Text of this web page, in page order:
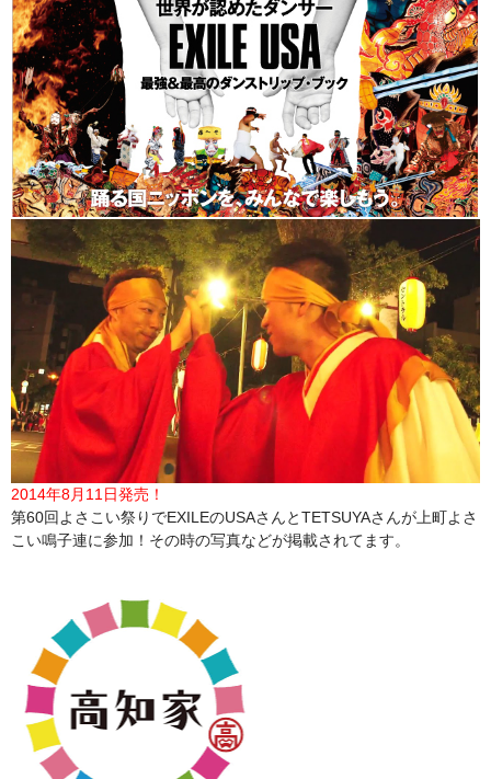
2014年8月11日発売！
第60回よさこい祭りでEXILEのUSAさんとTETSUYAさんが上町よさ
こい鳴子連に参加！その時の写真などが掲載されてます。